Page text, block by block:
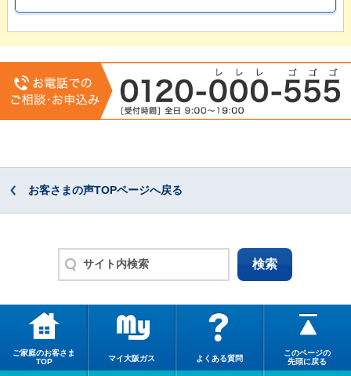
お客さまの声TOPページへ戻る
ご家庭のお客さま
TOP
マイ大阪ガス よくある質問
このページの
先頭に戻る